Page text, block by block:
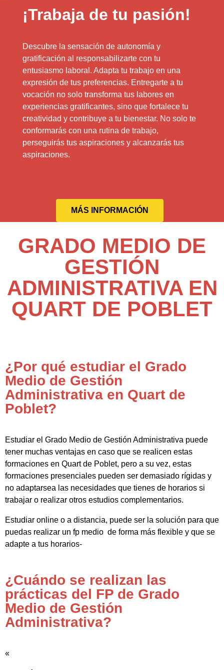
¡Trabaja de tu pasión!
Descubre la sensación de autonomía y
gratificación al responsabilizarte con tu
entusiasmo laboral. Adapta tu trabajo en una
expresión de tus preferencias. Entregarte a tu
vocación no solo transforma tus labores en
experiencias gratificantes, sino que fortalece tu
creatividad y contribuye a tu bienestar. No solo te
conformarás con una rutina de trabajo,
perseguirás tus aspiraciones y alcanzarás tus
aspiraciones.
MÁS INFORMACIÓN
GRADO MEDIO DE
GESTIÓN
ADMINISTRATIVA EN
QUART DE POBLET
¿Por qué estudiar el Grado
Medio de Gestión
Administrativa en Quart de
Poblet?
Estudiar el Grado Medio de Gestión Administrativa puede
tener muchas ventajas en caso que se realicen estas
formaciones en Quart de Poblet, pero a su vez, estas
formaciones presenciales pueden ser demasiado rígidas y
no adaptarsea las necesidades que tienes de horarios si
trabajar o realizar otros estudios complementarios.
Estudiar online o a distancia, puede ser la solución para que
puedas realizar un fp medio de forma más flexible y que se
adapte a tus horarios-
¿Cuándo se realizan las
prácticas del FP de Grado
Medio de Gestión
Administrativa?
«